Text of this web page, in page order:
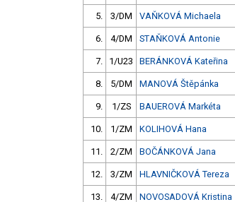
5. 3/DM VAŇKOVÁ Michaela
6. 4/DM STAŇKOVÁ Antonie
7. 1/U23 BERÁNKOVÁ Kateřina
8. 5/DM MANOVÁ Štěpánka
9. 1/ZS BAUEROVÁ Markéta
10. 1/ZM KOLIHOVÁ Hana
11. 2/ZM BOČÁNKOVÁ Jana
12. 3/ZM HLAVNIČKOVÁ Tereza
13. 4/ZM NOVOSADOVÁ Kristina